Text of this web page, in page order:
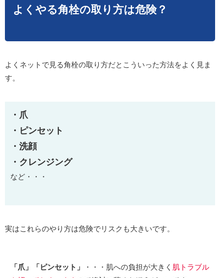
よくやる角栓の取り方は危険？
よくネットで見る角栓の取り方だとこういった方法をよく見ま
す。
・爪
・ピンセット
・洗顔
・クレンジング
など・・・
実はこれらのやり方は危険でリスクも大きいです。
「爪」「ピンセット」 ・・・肌への負担が大きく 肌トラブル